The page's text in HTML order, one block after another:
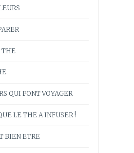
THE
QUI FONT VOYAGER
LE THE A INFUSER !
BIEN ETRE